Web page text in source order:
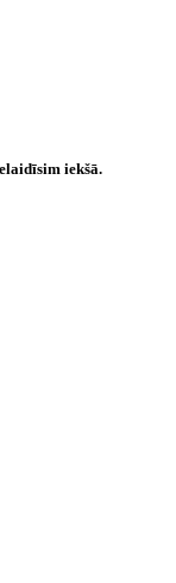
iekšā.